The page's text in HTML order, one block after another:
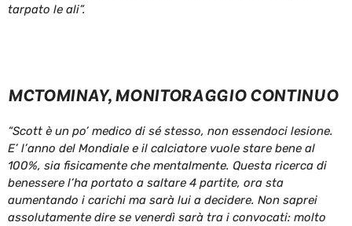
tarpato le ali”.
MCTOMINAY, MONITORAGGIO CONTINUO
“Scott è un po’ medico di sé stesso, non essendoci lesione.
E’ l’anno del Mondiale e il calciatore vuole stare bene al
100%, sia fisicamente che mentalmente. Questa ricerca di
benessere l’ha portato a saltare 4 partite, ora sta
aumentando i carichi ma sarà lui a decidere. Non saprei
assolutamente dire se venerdì sarà tra i convocati: molto